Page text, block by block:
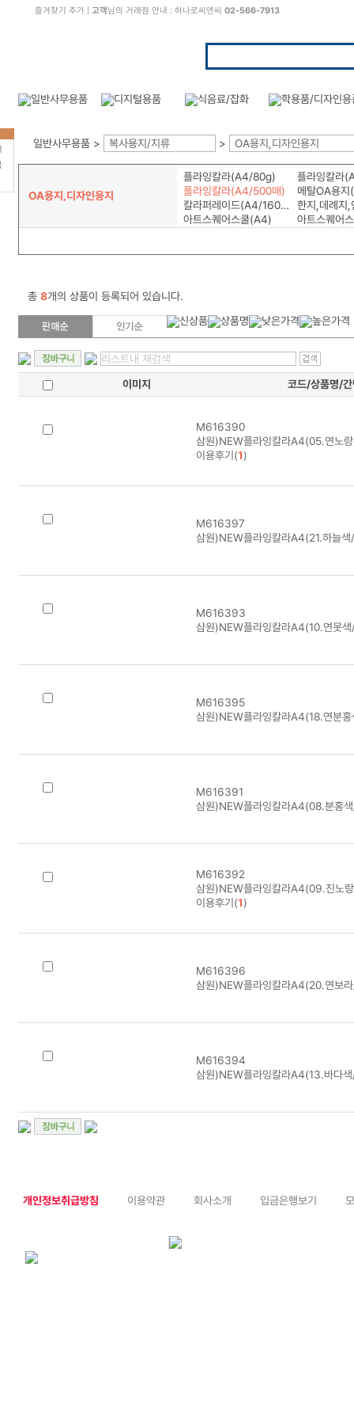
즐겨찾기 추가| 고객님의 거래점 안내 : 하나로씨엔씨 02-566-7913
일반사무용품 > 복사용지/지류 > OA용지,디자인용지
OA용지,디자인용지
플라잉칼라(A4/80g)
플라잉칼라
플라잉칼라(A4/500매)
메탈OA용
칼라퍼레이드(A4/160g)
한지,데례지
아트스퀘어스쿨(A4)
아트스퀘어
총 8개의 상품이 등록되어 있습니다.
이미지 코드/상품명/간
M616390
삼원)NEW플라잉칼라A4(05.연노
이용후기(1)
M616397
삼원)NEW플라잉칼라A4(21.하늘
M616393
삼원)NEW플라잉칼라A4(10.연못
M616395
삼원)NEW플라잉칼라A4(18.연분
M616391
삼원)NEW플라잉칼라A4(08.분홍
M616392
삼원)NEW플라잉칼라A4(09.진노
이용후기(1)
M616396
삼원)NEW플라잉칼라A4(20.연보
M616394
삼원)NEW플라잉칼라A4(13.바다
개인정보취급방침 이용약관 회사소개 입금은행보기